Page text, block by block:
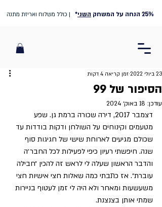
25% הנחה על המשחק השני* | כולל משלוח ואריזת מתנה
הסיפור של 99
23 ביולי 2022 זמן קריאה 4 דקות
עודכן: 18 באוק׳ 2024
דצמבר 2017, דירה שכורה ברמת גן. שפע
מטעמים וקינוחים על השולחן ודקות בודדות עד
שכולם מגיעים לארוחת שישי של חגיגות סוף
שנה. חיפשתי רעיון כיפי לפעילות לכל החבר׳ה
והדבר הראשון שעלה לי לראש זה להכין ״חבילה
עוברת״. אז כתבתי כמה שאלות חצי אישיות חצי
משעשעות ומאחר ולא היה לי זמן לעטוף בניירות
שמתי אותן בצנצנת.